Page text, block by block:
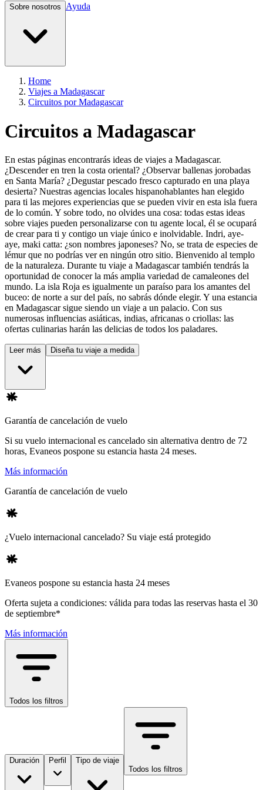
Sobre nosotros Ayuda
Home
Viajes a Madagascar
Circuitos por Madagascar
Circuitos a Madagascar
En estas páginas encontrarás ideas de viajes a Madagascar.
¿Descender en tren la costa oriental? ¿Observar ballenas jorobadas
en Santa María? ¿Degustar pescado fresco capturado en una playa
desierta? Nuestras agencias locales hispanohablantes han elegido
para ti las mejores experiencias que se pueden vivir en esta isla fuera
de lo común. Y sobre todo, no olvides una cosa: todas estas ideas
sobre viajes pueden personalizarse con tu agente local, él se ocupará
de crear para ti y contigo un viaje único e inolvidable. Indri, aye-
aye, maki catta: ¿son nombres japoneses? No, se trata de especies de
lémur que no podrías ver en ningún otro sitio. Bienvenido al templo
de la naturaleza. Durante tu viaje a Madagascar también tendrás la
oportunidad de conocer la más amplia variedad de camaleones del
mundo. La isla Roja es igualmente un paraíso para los amantes del
buceo: de norte a sur del país, no sabrás dónde elegir. Y una estancia
en Madagascar sigue siendo un viaje a un palacio. Con sus
numerosas influencias asiáticas, indias, africanas o criollas: las
ofertas culinarias harán las delicias de todos los paladares.
Leer más Diseña tu viaje a medida
Garantía de cancelación de vuelo
Si su vuelo internacional es cancelado sin alternativa dentro de 72
horas, Evaneos pospone su estancia hasta 24 meses.
Más información
Garantía de cancelación de vuelo
¿Vuelo internacional cancelado? Su viaje está protegido
Evaneos pospone su estancia hasta 24 meses
Oferta sujeta a condiciones: válida para todas las reservas hasta el 30
de septiembre*
Más información
Todos los filtros
Duración Perfil
Tipo de viaje
Todos los filtros